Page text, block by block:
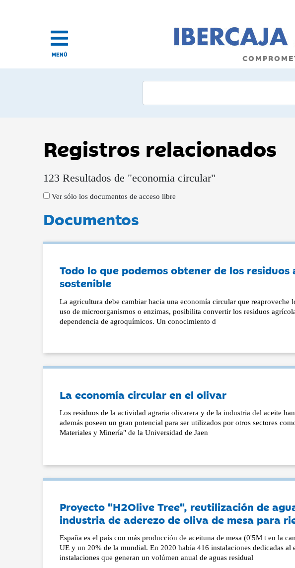
MENÚ
Registros relacionados
123 Resultados de "economia circular"
Ver sólo los documentos de acceso libre
Documentos
Todo lo que podemos obtener de los
sostenible
La agricultura debe cambiar hacia una economía circular que reaproveche
uso de microorganismos o enzimas, posibilita convertir los residuos
dependencia de agroquímicos. Un conocimiento d
La economía circular en el olivar
Los residuos de la actividad agraria olivarera y de la industria del aceite
además poseen un gran potencial para ser utilizados por otros sectores
Materiales y Minería" de la Universidad de Jaen
Proyecto "H2Olive Tree", reutilización de
industria de aderezo de oliva de mesa para
España es el país con más producción de aceituna de mesa (0'5M t en la
UE y un 20% de la mundial. En 2020 había 416 instalaciones dedicadas al
instalaciones que generan un volúmen anual de aguas residual